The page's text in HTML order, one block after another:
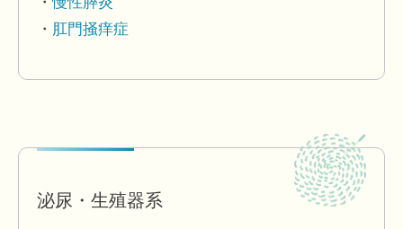
肛門掻痒症
泌尿・生殖器系